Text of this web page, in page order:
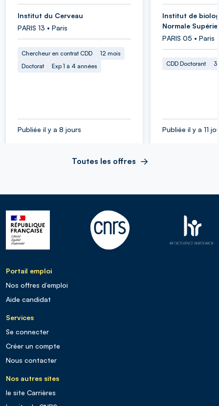
Institut du Cerveau
PARIS 13 • Paris
Chercheur en contrat CDD
12 mois
Doctorat
Exp 1 à 4 années
Publiée il y a 8 jours
Institut de
Normale
PARIS 05 • Paris
CDD Doctorant
Publiée il y a 11
Toutes les offres
Portail emploi
Nos offres d’emploi
Aide candidat
Services
Se connecter
Créer un compte
Nous contacter
Nos autres sites
le site Carrières